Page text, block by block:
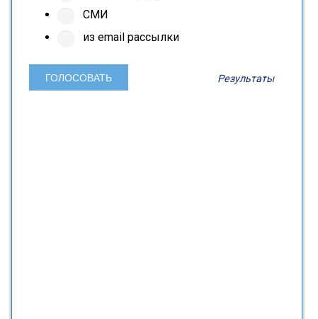
СМИ
из email рассылки
Результаты